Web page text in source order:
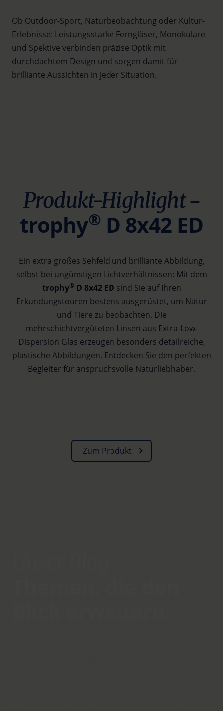
Ob Outdoor-Sport, Naturbeobachtung oder Kultur-
Erlebnisse: Leistungsstarke Ferngläser, Monokulare
und Spektive verbinden präzise Optik mit
durchdachtem Design und sorgen damit für
brilliante Aussichten in jeder Situation.
Ferngläser
Monokulare
Spektive
Opern- und Theatergläser
Produkt-Highlight–
trophy® D 8x42 ED
Ein extra großes Sehfeld und brilliante Abbildung,
selbst bei ungünstigen Lichtverhältnissen: Mit dem
trophy® D 8x42 ED sind Sie auf Ihren
Erkundungstouren bestens ausgerüstet, um Natur
und Tiere zu beobachten. Die
mehrschichtvergüteten Linsen aus Extra-Low-
Dispersion Glas erzeugen besonders detailreiche,
plastische Abbildungen. Entdecken Sie den perfekten
Begleiter für anspruchsvolle Naturliebhaber.
Zum Produkt